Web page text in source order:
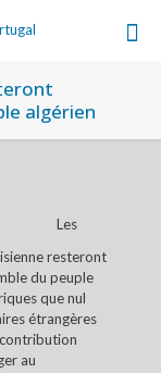
algérien
Les
resteront
du peuple
que nul
étrangères
au